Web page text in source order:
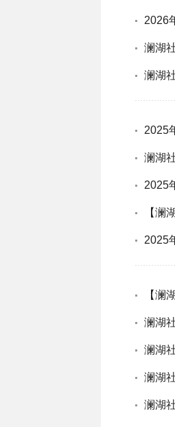
2026
澜湖
澜湖
2025
澜湖
2025
【澜
2025
【澜
澜湖
澜湖
澜湖
澜湖